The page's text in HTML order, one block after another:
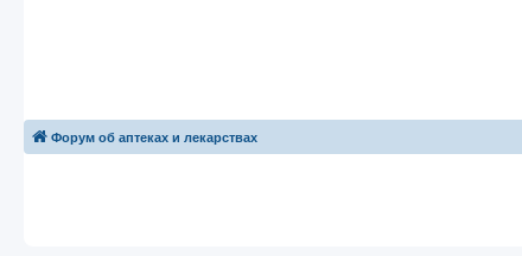
Форум об аптеках и лекарствах